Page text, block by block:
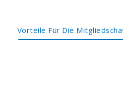
Vorteile Für Die